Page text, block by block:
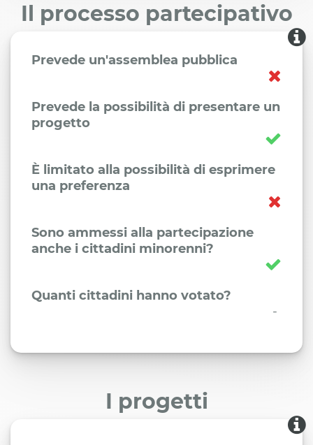
Il processo partecipativo
Prevede un'assemblea pubblica
Prevede la possibilità di presentare un
progetto
È limitato alla possibilità di esprimere
una preferenza
Sono ammessi alla partecipazione
anche i cittadini minorenni?
Quanti cittadini hanno votato?
-
I progetti